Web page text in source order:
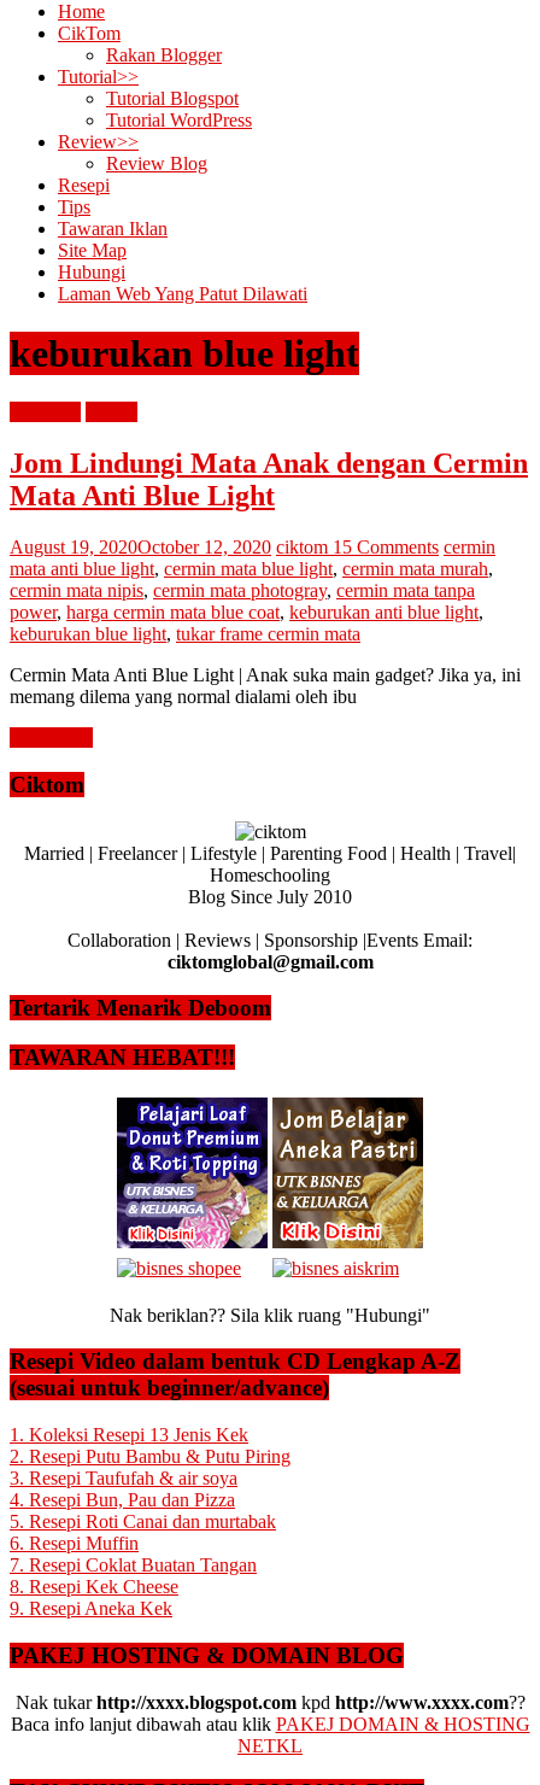
Home
CikTom
Rakan Blogger
Tutorial>>
Tutorial Blogspot
Tutorial WordPress
Review>>
Review Blog
Resepi
Tips
Tawaran Iklan
Site Map
Hubungi
Laman Web Yang Patut Dilawati
keburukan blue light
Jom Lindungi Mata Anak dengan Cermin
Mata Anti Blue Light
August 19, 2020October 12, 2020 ciktom 15 Comments cermin
mata anti blue light, cermin mata blue light, cermin mata murah,
cermin mata nipis, cermin mata photogray, cermin mata tanpa
power, harga cermin mata blue coat, keburukan anti blue light,
keburukan blue light, tukar frame cermin mata
Cermin Mata Anti Blue Light | Anak suka main gadget? Jika ya, ini
memang dilema yang normal dialami oleh ibu
Ciktom
Married | Freelancer | Lifestyle | Parenting Food | Health | Travel|
Homeschooling
Blog Since July 2010
Collaboration | Reviews | Sponsorship |Events Email:
ciktomglobal@gmail.com
Tertarik Menarik Deboom
TAWARAN HEBAT!!!
Nak beriklan?? Sila klik ruang "Hubungi"
Resepi Video dalam bentuk CD Lengkap A-Z
(sesuai untuk beginner/advance)
1. Koleksi Resepi 13 Jenis Kek
2. Resepi Putu Bambu & Putu Piring
3. Resepi Taufufah & air soya
4. Resepi Bun, Pau dan Pizza
5. Resepi Roti Canai dan murtabak
6. Resepi Muffin
7. Resepi Coklat Buatan Tangan
8. Resepi Kek Cheese
9. Resepi Aneka Kek
PAKEJ HOSTING & DOMAIN BLOG
Nak tukarhttp://xxxx.blogspot.comkpd http://www.xxxx.com??
Baca info lanjut dibawah atau klik PAKEJ DOMAIN & HOSTING
NETKL